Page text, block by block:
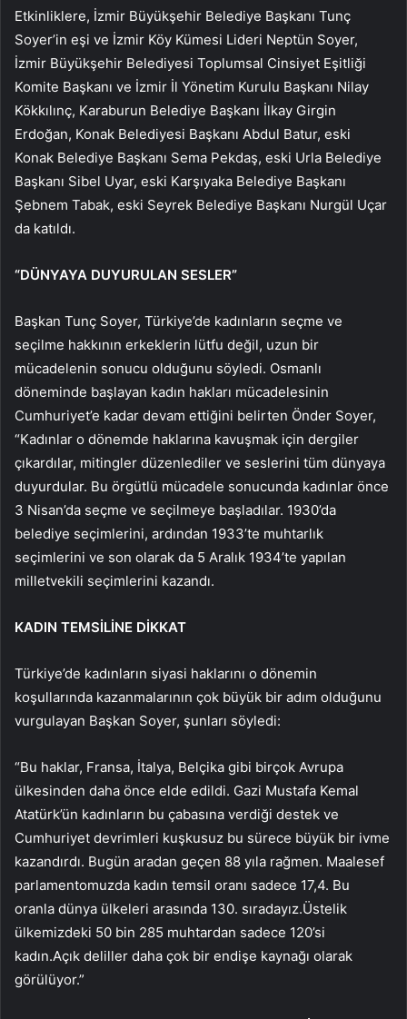
Etkinliklere, İzmir Büyükşehir Belediye Başkanı Tunç
Soyer’in eşi ve İzmir Köy Kümesi Lideri Neptün Soyer,
İzmir Büyükşehir Belediyesi Toplumsal Cinsiyet Eşitliği
Komite Başkanı ve İzmir İl Yönetim Kurulu Başkanı Nilay
Kökkılınç, Karaburun Belediye Başkanı İlkay Girgin
Erdoğan, Konak Belediyesi Başkanı Abdul Batur, eski
Konak Belediye Başkanı Sema Pekdaş, eski Urla Belediye
Başkanı Sibel Uyar, eski Karşıyaka Belediye Başkanı
Şebnem Tabak, eski Seyrek Belediye Başkanı Nurgül Uçar
da katıldı.
“DÜNYAYA DUYURULAN SESLER”
Başkan Tunç Soyer, Türkiye’de kadınların seçme ve
seçilme hakkının erkeklerin lütfu değil, uzun bir
mücadelenin sonucu olduğunu söyledi. Osmanlı
döneminde başlayan kadın hakları mücadelesinin
Cumhuriyet’e kadar devam ettiğini belirten Önder Soyer,
“Kadınlar o dönemde haklarına kavuşmak için dergiler
çıkardılar, mitingler düzenlediler ve seslerini tüm dünyaya
duyurdular. Bu örgütlü mücadele sonucunda kadınlar önce
3 Nisan’da seçme ve seçilmeye başladılar. 1930’da
belediye seçimlerini, ardından 1933’te muhtarlık
seçimlerini ve son olarak da 5 Aralık 1934’te yapılan
milletvekili seçimlerini kazandı.
KADIN TEMSİLİNE DİKKAT
Türkiye’de kadınların siyasi haklarını o dönemin
koşullarında kazanmalarının çok büyük bir adım olduğunu
vurgulayan Başkan Soyer, şunları söyledi:
“Bu haklar, Fransa, İtalya, Belçika gibi birçok Avrupa
ülkesinden daha önce elde edildi. Gazi Mustafa Kemal
Atatürk’ün kadınların bu çabasına verdiği destek ve
Cumhuriyet devrimleri kuşkusuz bu sürece büyük bir ivme
kazandırdı. Bugün aradan geçen 88 yıla rağmen. Maalesef
parlamentomuzda kadın temsil oranı sadece 17,4. Bu
oranla dünya ülkeleri arasında 130. sıradayız.Üstelik
ülkemizdeki 50 bin 285 muhtardan sadece 120’si
kadın.Açık deliller daha çok bir endişe kaynağı olarak
görülüyor.”